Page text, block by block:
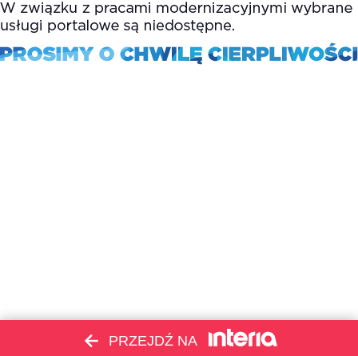
PRZEJDŹ NA